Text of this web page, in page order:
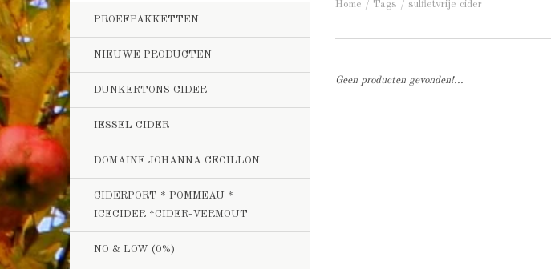
PROEFPAKKETTEN
NIEUWE PRODUCTEN
DUNKERTONS CIDER
IESSEL CIDER
DOMAINE JOHANNA CECILLON
CIDERPORT * POMMEAU *
ICECIDER *CIDER-VERMOUT
NO & LOW (0%)
Home / Tags / sulfietvrije cider
Geen producten gevonden!...